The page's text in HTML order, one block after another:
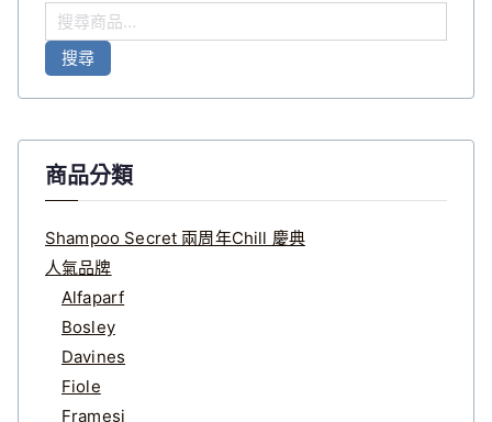
搜
尋
搜尋
商品分類
Shampoo Secret 兩周年Chill 慶典
人氣品牌
Alfaparf
Bosley
Davines
Fiole
Framesi